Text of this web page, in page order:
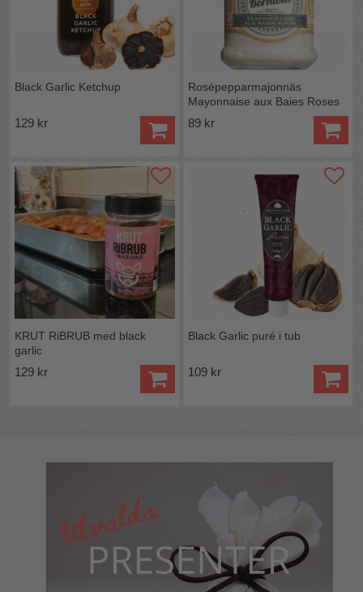
Black Garlic Ketchup
129 kr
Rosépepparmajonnäs
Mayonnaise aux Baies Roses
89 kr
KRUT RiBRUB med black
garlic
129 kr
Black Garlic puré i tub
109 kr